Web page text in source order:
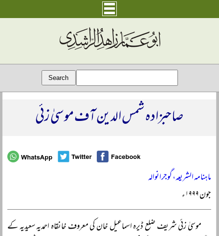
صاحبزادہ شمس الدین آف موسیٰ زئی
ماہنامہ الشریعہ، گوجرانوالہ
جون ۱۹۹۹ء
موسیٰ زئی شریف ضلع ڈیرہ اسماعیل خان کی معروف خانقاہ احمدیہ سعیدیہ کے